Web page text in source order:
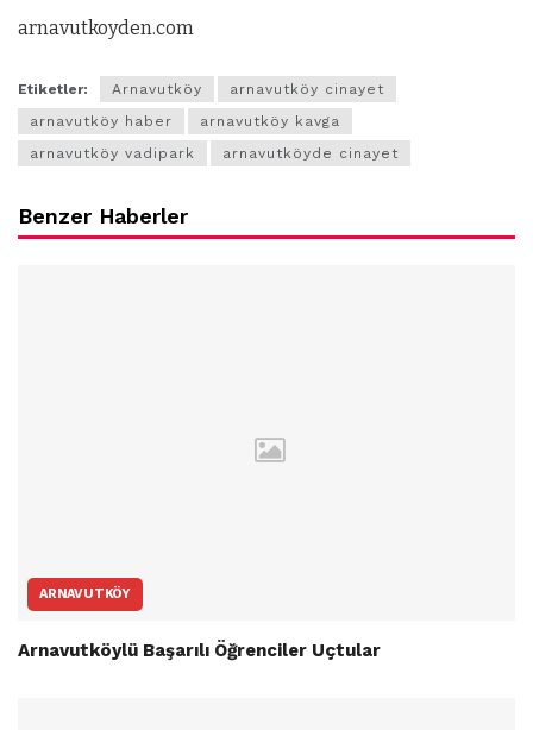
arnavutkoyden.com
Etiketler: Arnavutköy
arnavutköy cinayet
arnavutköy haber
arnavutköy kavga
arnavutköy vadipark
arnavutköyde cinayet
Benzer Haberler
ARNAVUTKÖY
Arnavutköylü Başarılı Öğrenciler Uçtular